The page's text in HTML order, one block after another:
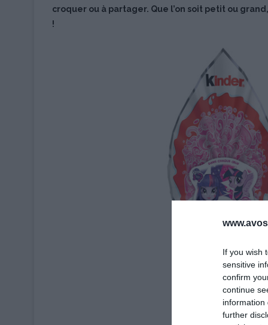
If you wish
sensitive
confirm
continue
information
further
croquer ou à partager. Que l’on soit petit ou
!